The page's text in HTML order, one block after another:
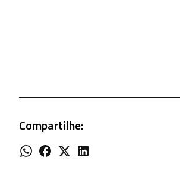
Compartilhe: